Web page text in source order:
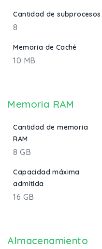
Cantidad de subprocesos
8
Memoria de Caché
10 MB
Memoria RAM
Cantidad de memoria
RAM
8 GB
Capacidad máxima
admitida
16 GB
Almacenamiento